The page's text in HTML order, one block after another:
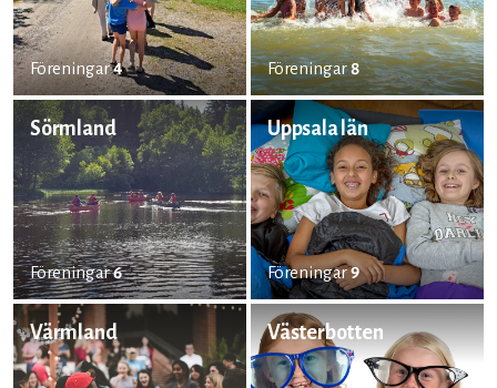
Föreningar4 Föreningar8
Sörmland
Föreningar6
Uppsala län
Föreningar9
Värmland Västerbotten